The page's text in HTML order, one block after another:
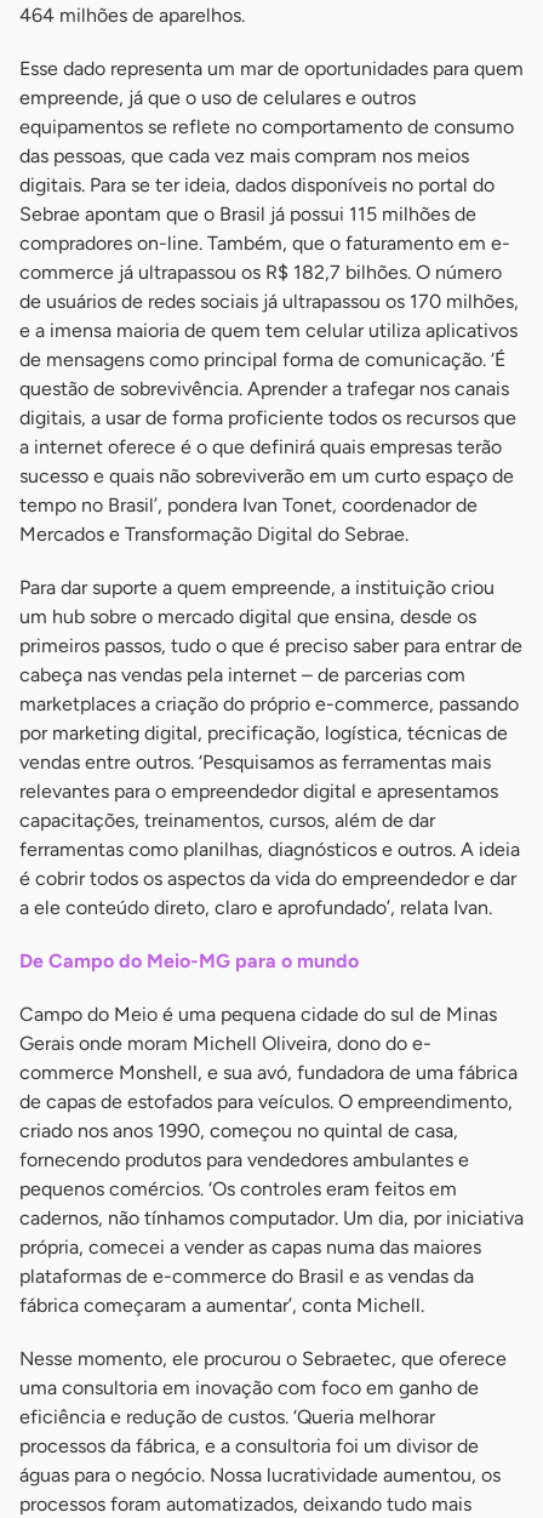
464 milhões de aparelhos.
Esse dado representa um mar de oportunidades para quem
empreende, já que o uso de celulares e outros
equipamentos se reflete no comportamento de consumo
das pessoas, que cada vez mais compram nos meios
digitais. Para se ter ideia, dados disponíveis no portal do
Sebrae apontam que o Brasil já possui 115 milhões de
compradores on-line. Também, que o faturamento em e-
commerce já ultrapassou os R$ 182,7 bilhões. O número
de usuários de redes sociais já ultrapassou os 170 milhões,
e a imensa maioria de quem tem celular utiliza aplicativos
de mensagens como principal forma de comunicação. ‘É
questão de sobrevivência. Aprender a trafegar nos canais
digitais, a usar de forma proficiente todos os recursos que
a internet oferece é o que definirá quais empresas terão
sucesso e quais não sobreviverão em um curto espaço de
tempo no Brasil’, pondera Ivan Tonet, coordenador de
Mercados e Transformação Digital do Sebrae.
Para dar suporte a quem empreende, a instituição criou
um hub sobre o mercado digital que ensina, desde os
primeiros passos, tudo o que é preciso saber para entrar de
cabeça nas vendas pela internet – de parcerias com
marketplaces a criação do próprio e-commerce, passando
por marketing digital, precificação, logística, técnicas de
vendas entre outros. ‘Pesquisamos as ferramentas mais
relevantes para o empreendedor digital e apresentamos
capacitações, treinamentos, cursos, além de dar
ferramentas como planilhas, diagnósticos e outros. A ideia
é cobrir todos os aspectos da vida do empreendedor e dar
a ele conteúdo direto, claro e aprofundado’, relata Ivan.
De Campo do Meio-MG para o mundo
Campo do Meio é uma pequena cidade do sul de Minas
Gerais onde moram Michell Oliveira, dono do e-
commerce Monshell, e sua avó, fundadora de uma fábrica
de capas de estofados para veículos. O empreendimento,
criado nos anos 1990, começou no quintal de casa,
fornecendo produtos para vendedores ambulantes e
pequenos comércios. ‘Os controles eram feitos em
cadernos, não tínhamos computador. Um dia, por iniciativa
própria, comecei a vender as capas numa das maiores
plataformas de e-commerce do Brasil e as vendas da
fábrica começaram a aumentar’, conta Michell.
Nesse momento, ele procurou o Sebraetec, que oferece
uma consultoria em inovação com foco em ganho de
eficiência e redução de custos. ‘Queria melhorar
processos da fábrica, e a consultoria foi um divisor de
águas para o negócio. Nossa lucratividade aumentou, os
processos foram automatizados, deixando tudo mais